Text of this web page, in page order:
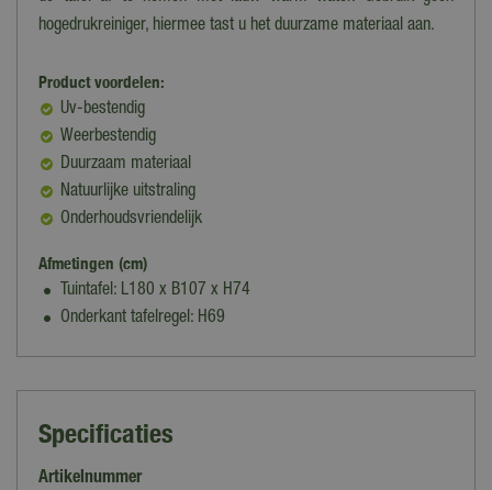
hogedrukreiniger, hiermee tast u het duurzame materiaal aan.
Product voordelen:
Uv-bestendig
Weerbestendig
Duurzaam materiaal
Natuurlijke uitstraling
Onderhoudsvriendelijk
Afmetingen (cm)
Tuintafel: L180 x B107 x H74
Onderkant tafelregel: H69
Specificaties
Artikelnummer